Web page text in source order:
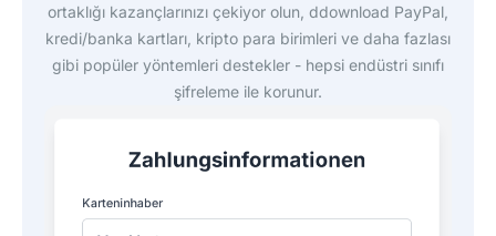
ortaklığı kazançlarınızı çekiyor olun, ddownload PayPal,
kredi/banka kartları, kripto para birimleri ve daha fazlası
gibi popüler yöntemleri destekler - hepsi endüstri sınıfı
şifreleme ile korunur.